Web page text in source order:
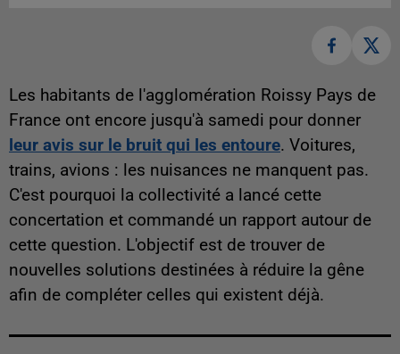
Les habitants de l'agglomération Roissy Pays de
France ont encore jusqu'à samedi pour donner
leur avis sur le bruit qui les entoure. Voitures,
trains, avions : les nuisances ne manquent pas.
C'est pourquoi la collectivité a lancé cette
concertation et commandé un rapport autour de
cette question. L'objectif est de trouver de
nouvelles solutions destinées à réduire la gêne
afin de compléter celles qui existent déjà.